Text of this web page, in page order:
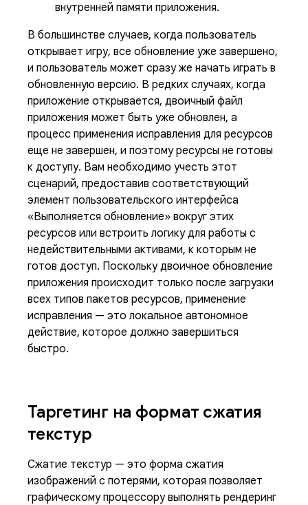
внутренней памяти приложения.
В большинстве случаев, когда пользователь
открывает игру, все обновление уже завершено,
и пользователь может сразу же начать играть в
обновленную версию. В редких случаях, когда
приложение открывается, двоичный файл
приложения может быть уже обновлен, а
процесс применения исправления для ресурсов
еще не завершен, и поэтому ресурсы не готовы
к доступу. Вам необходимо учесть этот
сценарий, предоставив соответствующий
элемент пользовательского интерфейса
«Выполняется обновление» вокруг этих
ресурсов или встроить логику для работы с
недействительными активами, к которым не
готов доступ. Поскольку двоичное обновление
приложения происходит только после загрузки
всех типов пакетов ресурсов, применение
исправления — это локальное автономное
действие, которое должно завершиться
быстро.
Таргетинг на формат сжатия
текстур
Сжатие текстур — это форма сжатия
изображений с потерями, которая позволяет
графическому процессору выполнять рендеринг